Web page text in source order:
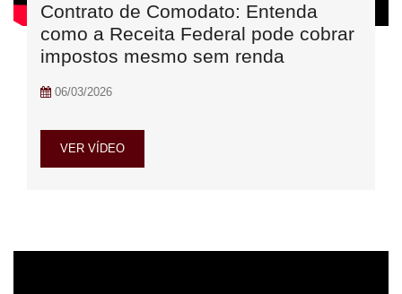
Contrato de Comodato: Entenda
como a Receita Federal pode cobrar
impostos mesmo sem renda
06/03/2026
VER VÍDEO